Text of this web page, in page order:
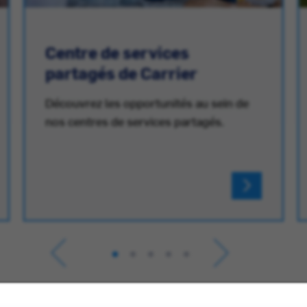
Centre de services
partagés de Carrier
Découvrez les opportunités au sein de
nos centres de services partagés.